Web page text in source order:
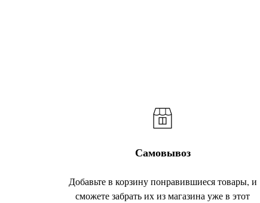
Самовывоз
Добавьте в корзину понравившиеся товары, и
сможете забрать их из магазина уже в этот